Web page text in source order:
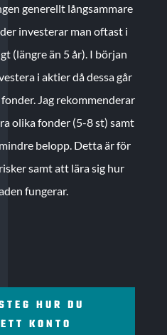
generellt långsammare
investerar man oftast i
(längre än 5 år). I början
i aktier då dessa går
Jag rekommenderar
olika fonder (5-8 st) samt
belopp. Detta är för
samt att lära sig hur
fungerar.
HUR DU
KONTO